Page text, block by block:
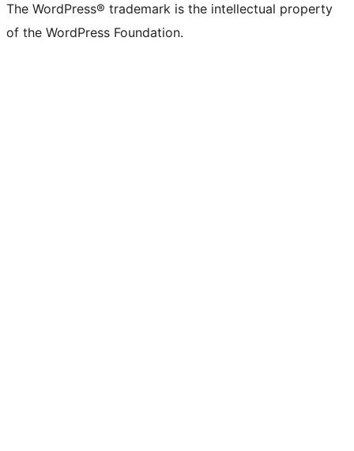
The WordPress® trademark is the intellectual property
of the WordPress Foundation.